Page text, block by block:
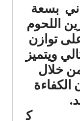
بسعة
اللحوم
توازن
ويتميز
من خلال
ك